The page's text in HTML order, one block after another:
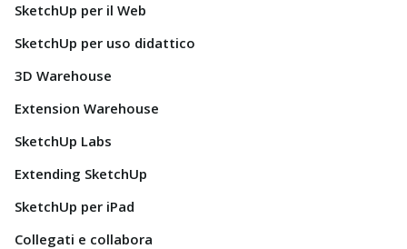
SketchUp per il Web
SketchUp per uso didattico
3D Warehouse
Extension Warehouse
SketchUp Labs
Extending SketchUp
SketchUp per iPad
Collegati e collabora